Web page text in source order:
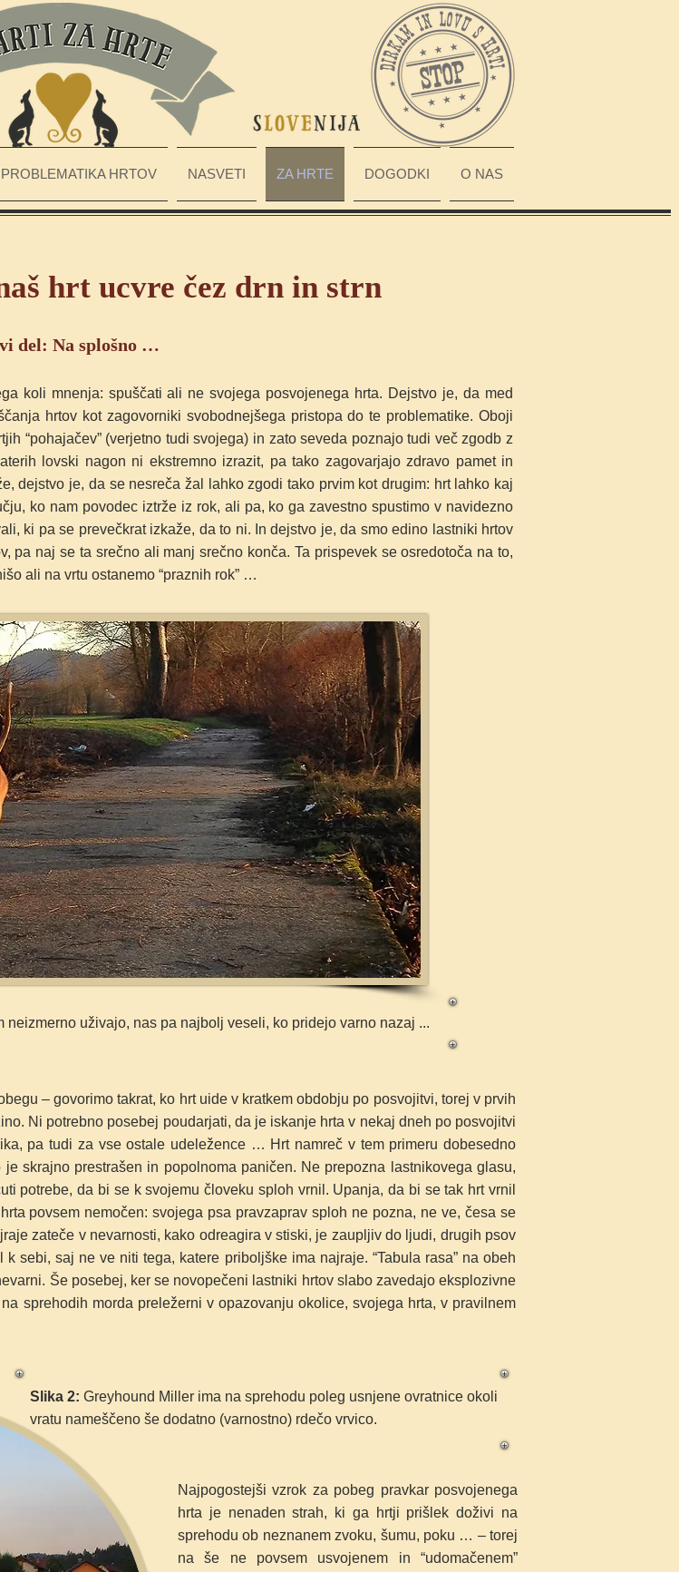
PROBLEMATIKA HRTOV NASVETI ZA HRTE DOGODKI O NAS
hrt ucvre čez drn in strn
del: Na splošno …
koli mnenja: spuščati ali ne svojega posvojenega hrta. Dejstvo je, da med
hrtov kot zagovorniki svobodnejšega pristopa do te problematike. Oboji
“pohajačev” (verjetno tudi svojega) in zato seveda poznajo tudi več zgodb z
lovski nagon ni ekstremno izrazit, pa tako zagovarjajo zdravo pamet in
dejstvo je, da se nesreča žal lahko zgodi tako prvim kot drugim: hrt lahko kaj
ko nam povodec iztrže iz rok, ali pa, ko ga zavestno spustimo v navidezno
ki pa se prevečkrat izkaže, da to ni. In dejstvo je, da smo edino lastniki hrtov
pa naj se ta srečno ali manj srečno konča. Ta prispevek se osredotoča na to,
ali na vrtu ostanemo “praznih rok” …
neizmerno uživajo, nas pa najbolj veseli, ko pridejo varno nazaj ...
– govorimo takrat, ko hrt uide v kratkem obdobju po posvojitvi, torej v prvih
Ni potrebno posebej poudarjati, da je iskanje hrta v nekaj dneh po posvojitvi
pa tudi za vse ostale udeležence … Hrt namreč v tem primeru dobesedno
skrajno prestrašen in popolnoma paničen. Ne prepozna lastnikovega glasu,
potrebe, da bi se k svojemu človeku sploh vrnil. Upanja, da bi se tak hrt vrnil
povsem nemočen: svojega psa pravzaprav sploh ne pozna, ne ve, česa se
zateče v nevarnosti, kako odreagira v stiski, je zaupljiv do ljudi, drugih psov
saj ne ve niti tega, katere priboljške ima najraje. “Tabula rasa” na obeh
Še posebej, ker se novopečeni lastniki hrtov slabo zavedajo eksplozivne
sprehodih morda preležerni v opazovanju okolice, svojega hrta, v pravilnem
Slika 2: Greyhound Miller ima na sprehodu poleg usnjene ovratnice okoli
vratu nameščeno še dodatno (varnostno) rdečo vrvico.
Najpogostejši vzrok za pobeg pravkar posvojenega
hrta je nenaden strah, ki ga
hrtji prišlek doživi na
sprehodu ob neznanem zvoku, šumu, poku … – torej
na še nepovsem usvojenem in “udomačenem”